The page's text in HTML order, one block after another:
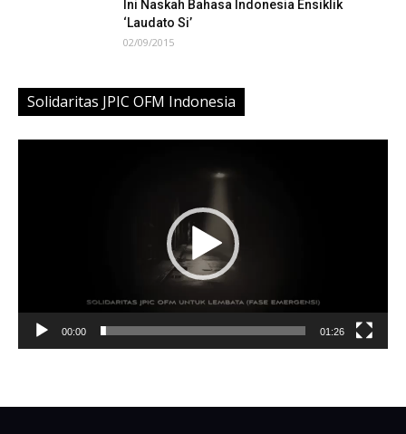
Ini Naskah Bahasa Indonesia Ensiklik
‘Laudato Si’
02/09/2015
Solidaritas JPIC OFM Indonesia
00:00 01:26